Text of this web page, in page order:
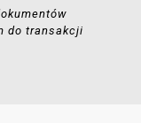
do transakcji